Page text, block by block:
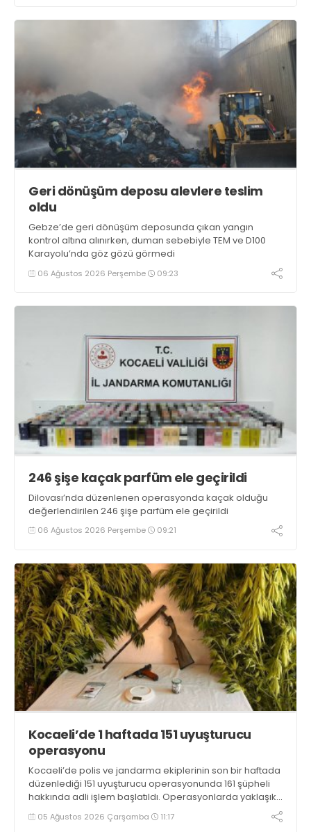
Geri dönüşüm deposu alevlere teslim
oldu
Gebze’de geri dönüşüm deposunda çıkan yangın
kontrol altına alınırken, duman sebebiyle TEM ve D100
Karayolu’nda göz gözü görmedi
06 Ağustos 2026 Perşembe 09:23
246 şişe kaçak parfüm ele geçirildi
Dilovası’nda düzenlenen operasyonda kaçak olduğu
değerlendirilen 246 şişe parfüm ele geçirildi
06 Ağustos 2026 Perşembe 09:21
Kocaeli’de 1 haftada 151 uyuşturucu
operasyonu
Kocaeli’de polis ve jandarma ekiplerinin son bir haftada
düzenlediği 151 uyuşturucu operasyonunda 161 şüpheli
hakkında adli işlem başlatıldı. Operasyonlarda yaklaşık
2 kilogram uyuşturucu madde ile 121 kök kenevir bitkisi
ele geçirilirken, 9 şüpheli tutuklandı
05 Ağustos 2026 Çarşamba 11:17